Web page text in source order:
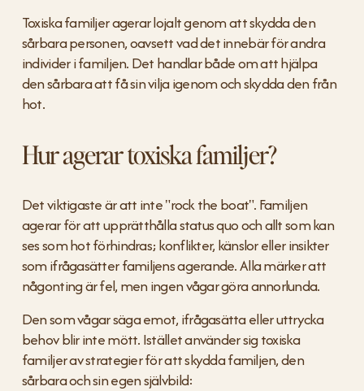
Toxiska familjer agerar lojalt genom att skydda den
sårbara personen, oavsett vad det innebär för andra
individer i familjen. Det handlar både om att hjälpa
den sårbara att få sin vilja igenom och skydda den från
hot.
Hur agerar toxiska familjer?
Det viktigaste är att inte "rock the boat". Familjen
agerar för att upprätthålla status quo och allt som kan
ses som hot förhindras; konflikter, känslor eller insikter
som ifrågasätter familjens agerande. Alla märker att
någonting är fel, men ingen vågar göra annorlunda.
Den som vågar säga emot, ifrågasätta eller uttrycka
behov blir inte mött. Istället använder sig toxiska
familjer av strategier för att skydda familjen, den
sårbara och sin egen självbild: